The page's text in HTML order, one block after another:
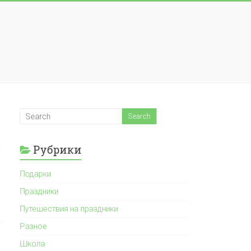
Рубрики
Подарки
Праздники
Путешествия на праздники
Разное
Школа